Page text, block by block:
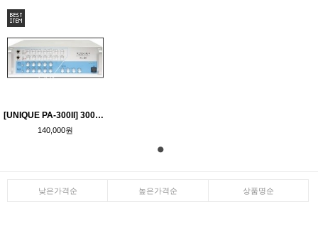
[UNIQUE PA-300II] 300W노래방앰프/코인노래방2채널앰프/2채널노래방앰프
140,000원
낮은가격순 높은가격순 상품명순